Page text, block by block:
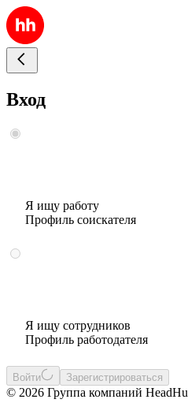
Вход
Я ищу работу
Профиль соискателя
Я ищу сотрудников
Профиль работодателя
Войти Зарегистрироваться
© 2026 Группа компаний